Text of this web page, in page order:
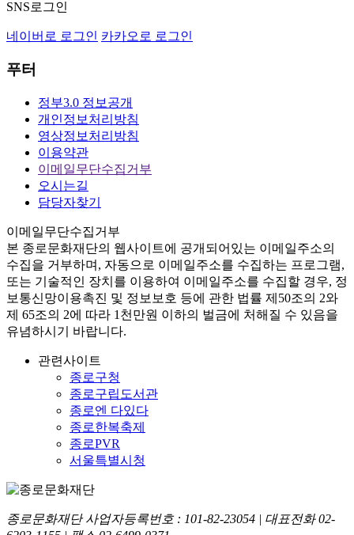
SNS로그인
네이버로 로그인 카카오로 로그인
푸터
정부3.0 정보공개
개인정보처리방침
영상정보처리방침
이용약관
이메일무단수집거부
오시는길
담당자찾기
이메일무단수집거부
본 종로문화재단의 웹사이트에 공개되어있는 이메일주소의
수집을 거부하며, 자동으로 이메일주소를 수집하는 프로그램,
또는 기술적인 장치를 이용하여 이메일주소를 수집할 경우, 정
보통신망이용촉진 및 정보보호 등에 관한 법률 제50조의 2와
제 65조의 2에 따라 1천만원 이하의 벌금에 처해질 수 있음을
유념하시기 바랍니다.
관련사이트
종로구청
종로구립도서관
종로엔 다있다
종로한복축제
종로PVR
서울특별시청
종로문화재단 사업자등록번호 : 101-82-23054 | 대표전화02-